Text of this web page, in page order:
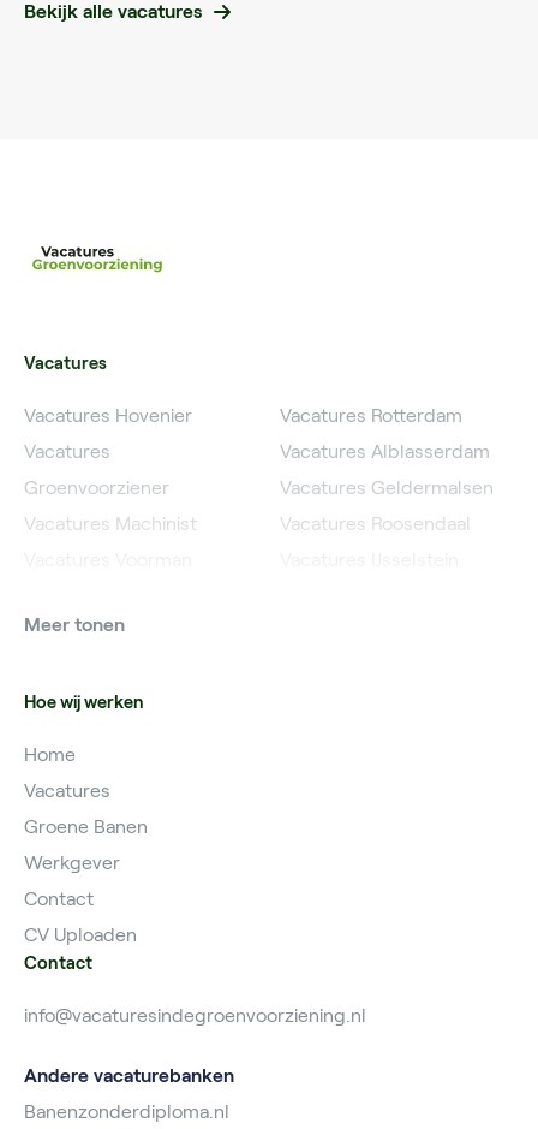
Bekijk alle vacatures
Vacatures
Vacatures Hovenier
Vacatures
Groenvoorziener
Vacatures Machinist
Vacatures Planner
Vacatures Rotterdam
Vacatures Alblasserdam
Vacatures Geldermalsen
Vacatures Roosendaal
Meer tonen
Hoe wij werken
Home
Vacatures
Groene Banen
Werkgever
Contact
CV Uploaden
Contact
info@vacaturesindegroenvoorziening.nl
Andere vacaturebanken
Banenzonderdiploma.nl